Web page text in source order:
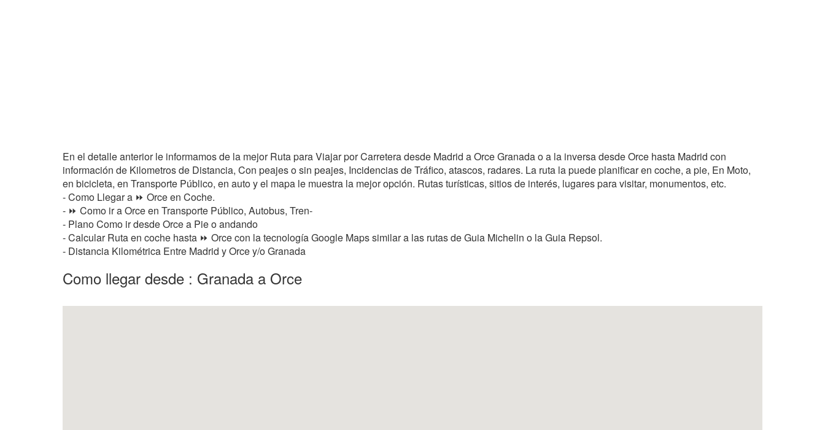
En el detalle anterior le informamos de la mejor Ruta para Viajar por Carretera desde Madrid a Orce Granada o a la inversa desde Orce hasta Madrid con
información de Kilometros de Distancia, Con peajes o sin peajes, Incidencias de Tráfico, atascos, radares. La ruta la puede planificar en coche, a pie, En Moto,
en bicicleta, en Transporte Público, en auto y el mapa le muestra la mejor opción. Rutas turísticas, sitios de interés, lugares para visitar, monumentos, etc.
- Como Llegar a ⏩ Orce en Coche.
- ⏩ Como ir a Orce en Transporte Público, Autobus, Tren-
- Plano Como ir desde Orce a Pie o andando
- Calcular Ruta en coche hasta ⏩ Orce con la tecnología Google Maps similar a las rutas de Guia Michelin o la Guia Repsol.
- Distancia Kilométrica Entre Madrid y Orce y/o Granada
Como llegar desde : Granada a Orce